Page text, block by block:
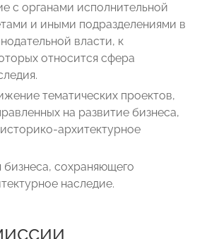
с органами исполнительной
и иными подразделениями в
власти, к
относится сфера
тематических проектов,
на развитие бизнеса,
архитектурное
бизнеса, сохраняющего
наследие.